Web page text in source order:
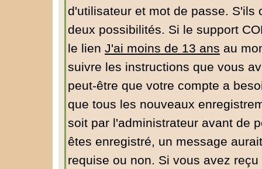
d'utilisateur et mot de passe. S'ils
deux possibilités. Si le support
le lien J'ai moins de 13 ans au
suivre les instructions que vous
peut-être que votre compte a
que tous les nouveaux
soit par l'administrateur avant de
êtes enregistré, un message
requise ou non. Si vous avez